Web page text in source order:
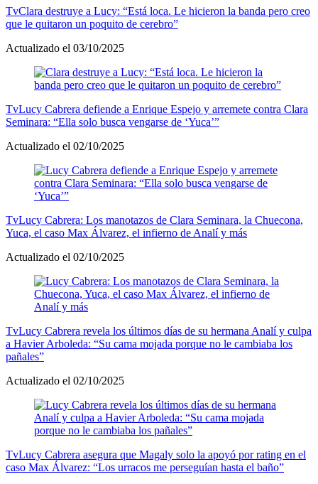
TvClara destruye a Lucy: “Está loca. Le hicieron la banda pero creo
que le quitaron un poquito de cerebro”
Actualizado el 03/10/2025
TvLucy Cabrera defiende a Enrique Espejo y arremete contra Clara
Seminara: “Ella solo busca vengarse de ‘Yuca’”
Actualizado el 02/10/2025
TvLucy Cabrera: Los manotazos de Clara Seminara, la Chuecona,
Yuca, el caso Max Álvarez, el infierno de Analí y más
Actualizado el 02/10/2025
TvLucy Cabrera revela los últimos días de su hermana Analí y culpa
a Havier Arboleda: “Su cama mojada porque no le cambiaba los
pañales”
Actualizado el 02/10/2025
TvLucy Cabrera asegura que Magaly solo la apoyó por rating en el
caso Max Álvarez: “Los urracos me perseguían hasta el baño”